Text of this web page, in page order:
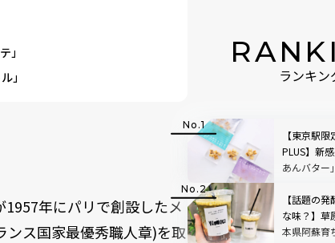
」
」
年にパリで創設したメ
ンス国家最優秀職人章)を取
ランキン
【東京駅
PLUS】新
あんバター
【話題の
な味？】草
本県阿蘇育